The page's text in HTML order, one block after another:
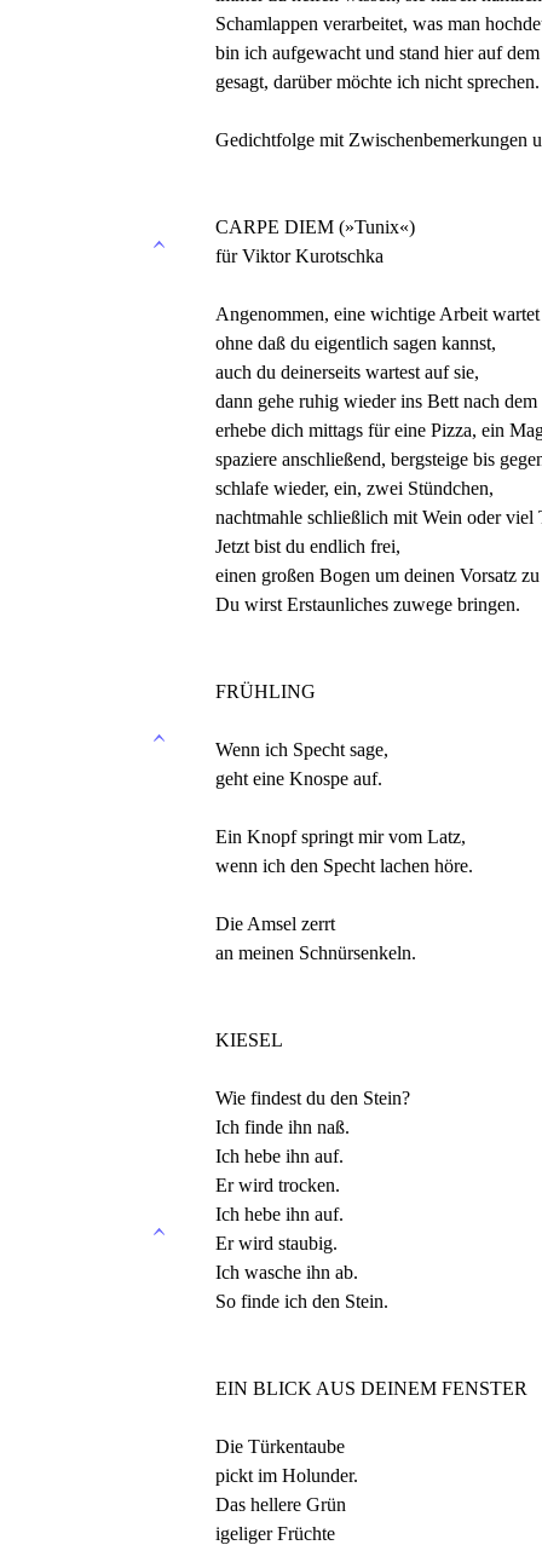
Schamlappen verarbeitet, was man
bin ich aufgewacht und stand hier auf
gesagt, darüber möchte ich nicht sprechen.
Gedichtfolge mit Zwischenbemerkungen
CARPE DIEM (»Tunix«)
für Viktor Kurotschka
Angenommen, eine wichtige Arbeit
ohne daß du eigentlich sagen kannst,
auch du deinerseits wartest auf sie,
dann gehe ruhig wieder ins Bett nach dem
erhebe dich mittags für eine Pizza, ein
spaziere anschließend, bergsteige bis
schlafe wieder, ein, zwei Stündchen,
nachtmahle schließlich mit Wein oder
Jetzt bist du endlich frei,
einen großen Bogen um deinen Vorsatz
Du wirst Erstaunliches zuwege bringen.
FRÜHLING
Wenn ich Specht sage,
geht eine Knospe auf.
Ein Knopf springt mir vom Latz,
wenn ich den Specht lachen höre.
Die Amsel zerrt
an meinen Schnürsenkeln.
KIESEL
Wie findest du den Stein?
Ich finde ihn naß.
Ich hebe ihn auf.
Er wird trocken.
Ich hebe ihn auf.
Er wird staubig.
Ich wasche ihn ab.
So finde ich den Stein.
EIN BLICK AUS DEINEM FENSTER
Die Türkentaube
pickt im Holunder.
Das hellere Grün
igeliger Früchte